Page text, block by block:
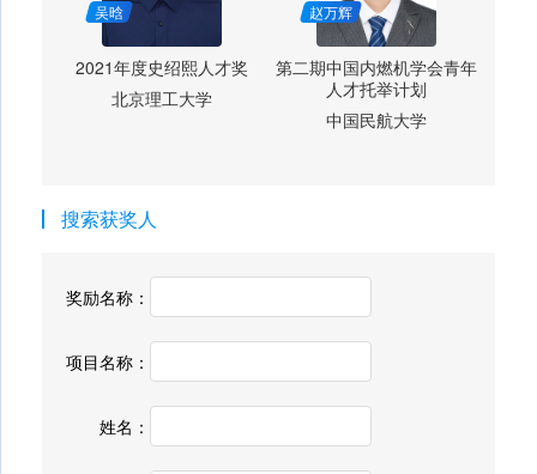
吴晗
2021年度史绍熙人才奖
北京理工大学
赵万辉
第二期中国内燃机学会青年
人才托举计划
中国民航大学
搜索获奖人
奖励名称：
项目名称：
姓名：